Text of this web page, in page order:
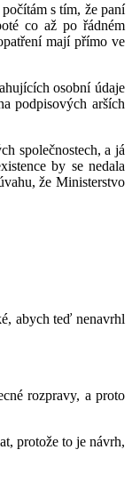
s tím, že paní
co až po řádném
mají přímo ve
osobní údaje
podpisových arších
společnostech, a já
by se nedala
že Ministerstvo
abych teď nenavrhl
rozpravy, a proto
protože to je návrh,